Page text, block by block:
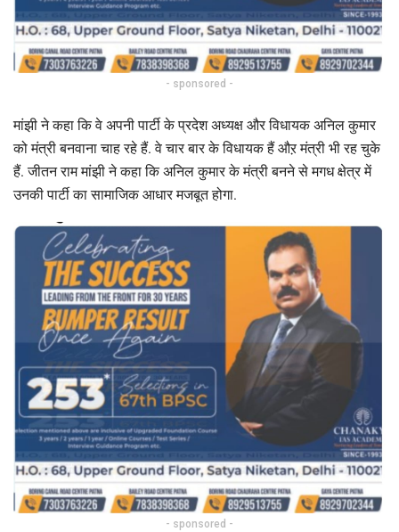
- sponsored -
मांझी ने कहा कि वे अपनी पार्टी के प्रदेश अध्यक्ष और विधायक अनिल कुमार
को मंत्री बनवाना चाह रहे हैं. वे चार बार के विधायक हैं औऱ मंत्री भी रह चुके
हैं. जीतन राम मांझी ने कहा कि अनिल कुमार के मंत्री बनने से मगध क्षेत्र में
उनकी पार्टी का सामाजिक आधार मजबूत होगा.
- sponsored -